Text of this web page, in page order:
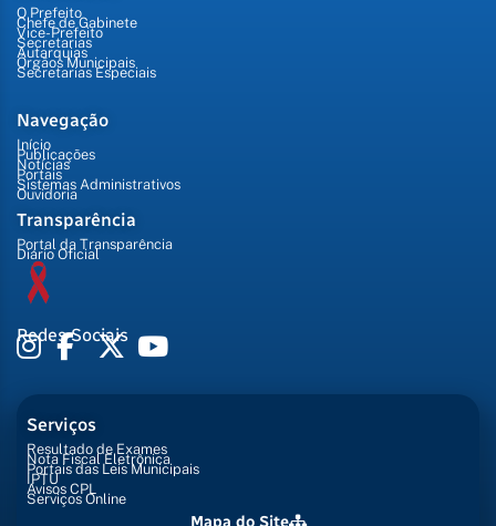
O Prefeito
Chefe de Gabinete
Vice-Prefeito
Secretarias
Autarquias
Órgãos Municipais
Secretarias Especiais
Navegação
Início
Publicações
Notícias
Portais
Sistemas Administrativos
Ouvidoria
Transparência
Portal da Transparência
Diário Oficial
Redes Sociais
Serviços
Resultado de Exames
Nota Fiscal Eletrônica
Portais das Leis Municipais
IPTU
Avisos CPL
Serviços Online
Mapa do Site